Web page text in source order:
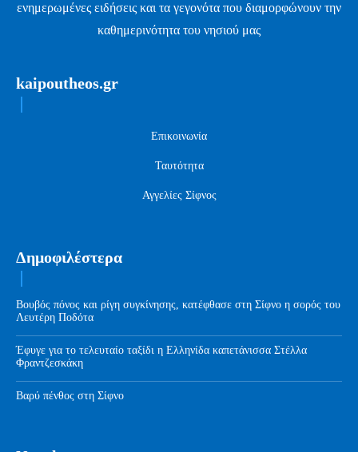
ενημερωμένες ειδήσεις και τα γεγονότα που διαμορφώνουν την
καθημερινότητα του νησιού μας
kaipoutheos.gr
Επικοινωνία
Ταυτότητα
Αγγελίες Σίφνος
Δημοφιλέστερα
Βουβός πόνος και ρίγη συγκίνησης, κατέφθασε στη Σίφνο η σορός του
Λευτέρη Ποδότα
Έφυγε για το τελευταίο ταξίδι η Ελληνίδα καπετάνισσα Στέλλα
Φραντζεσκάκη
Βαρύ πένθος στη Σίφνο